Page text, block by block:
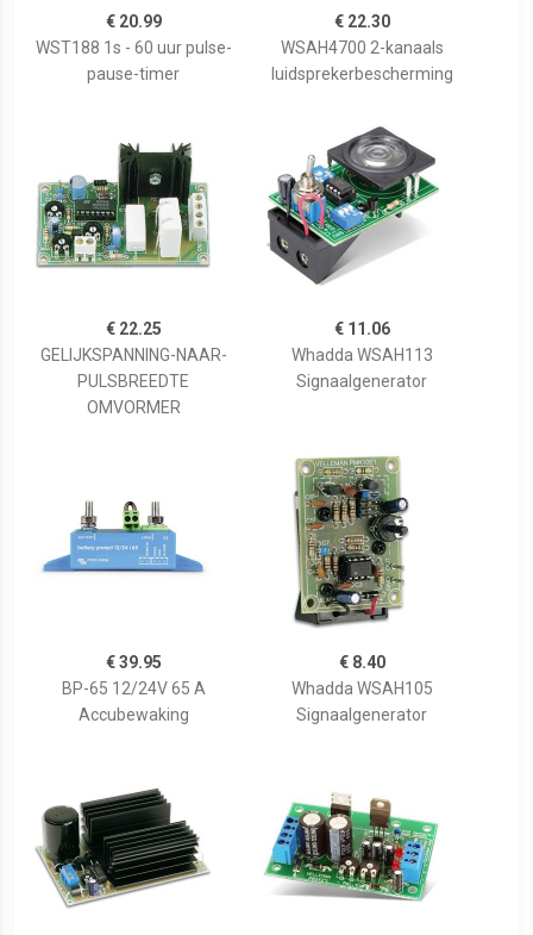
€ 20.99
WST188 1s - 60 uur pulse-
pause-timer
€ 22.30
WSAH4700 2-kanaals
luidsprekerbescherming
€ 22.25
GELIJKSPANNING-NAAR-
PULSBREEDTE
OMVORMER
€ 11.06
Whadda WSAH113
Signaalgenerator
€ 39.95
BP-65 12/24V 65 A
Accubewaking
€ 8.40
Whadda WSAH105
Signaalgenerator